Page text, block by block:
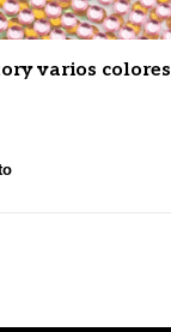
varios colores